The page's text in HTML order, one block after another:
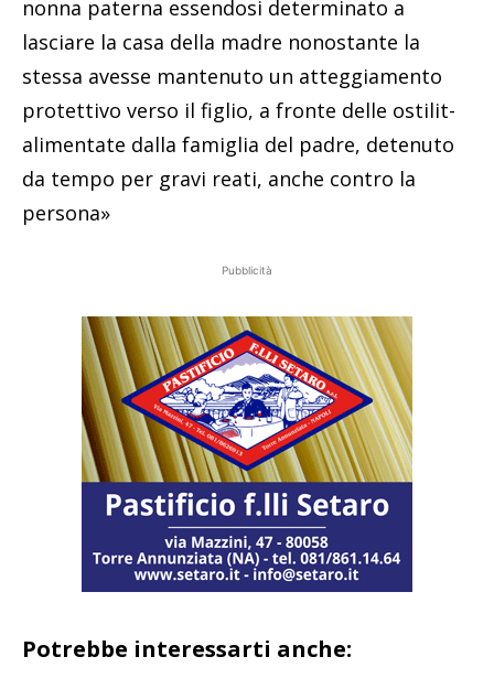
nonna paterna essendosi determinato a
lasciare la casa della madre nonostante la
stessa avesse mantenuto un atteggiamento
protettivo verso il figlio, a fronte delle ostilit-
alimentate dalla famiglia del padre, detenuto
da tempo per gravi reati, anche contro la
persona»
Pubblicità
Potrebbe interessarti anche: